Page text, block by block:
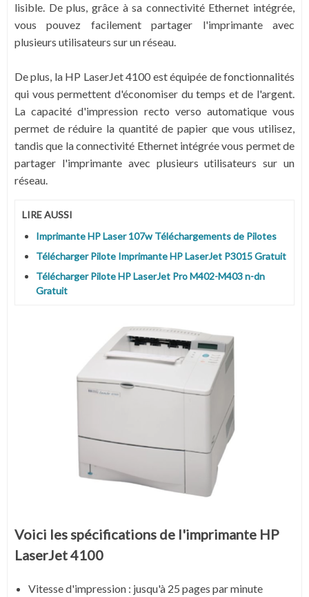
lisible. De plus, grâce à sa connectivité Ethernet intégrée,
vous pouvez facilement partager l'imprimante avec
plusieurs utilisateurs sur un réseau.
De plus, la HP LaserJet 4100 est équipée de fonctionnalités
qui vous permettent d'économiser du temps et de l'argent.
La capacité d'impression recto verso automatique vous
permet de réduire la quantité de papier que vous utilisez,
tandis que la connectivité Ethernet intégrée vous permet de
partager l'imprimante avec plusieurs utilisateurs sur un
réseau.
LIRE AUSSI
Imprimante HP Laser 107w Téléchargements de Pilotes
Télécharger Pilote Imprimante HP LaserJet P3015 Gratuit
Télécharger Pilote HP LaserJet Pro M402-M403 n-dn
Gratuit
Voici les spécifications de l'imprimante HP
LaserJet 4100
Vitesse d'impression : jusqu'à 25 pages par minute